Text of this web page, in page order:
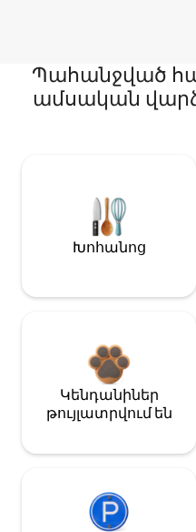
Պահանջված
ամսական
Խոհանոց
Կենդանիներ
թույլատրվում են